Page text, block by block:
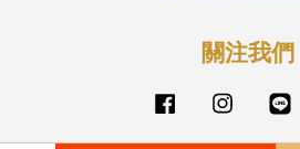
關注我們
Facebook Instagram